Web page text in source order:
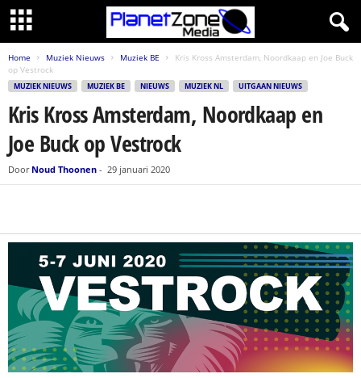
Home Muziek Nieuws Muziek BE
Kris Kross Amsterdam, Noordkaap en Joe Buck
op Vestrock
MUZIEK NIEUWS MUZIEK BE NIEUWS MUZIEK NL UITGAAN NIEUWS
Kris Kross Amsterdam, Noordkaap en
Joe Buck op Vestrock
Door Noud Thoonen - 29 januari 2020